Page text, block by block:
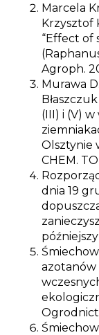
Marcela
Krzysztof
“Effect of
Agroph.
Murawa
(III) i (V)
Olsztynie
CHEM.
dnia 19
azotanów